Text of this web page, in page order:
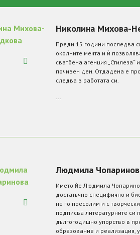
Николина Михова-
Преди 15 години последва
околните мечта и ѝ
сватбена агенция
почивен ден. Отдадена е
следва в работата си.
Людмила
Името ѝе Людмила
достатъчно специфично и
не го пресолим и с
подписва литературните си
дългогодишно упорство в
образование и реализация,